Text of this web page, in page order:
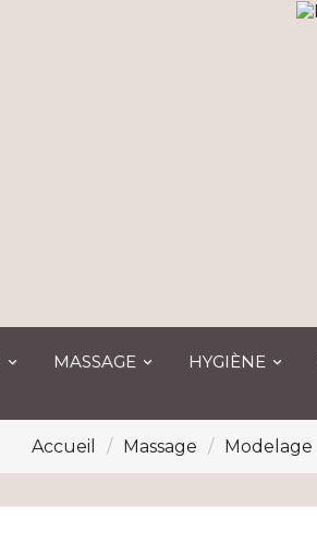
MASSAGE HYGIÈNE
Accueil Massage Modelage